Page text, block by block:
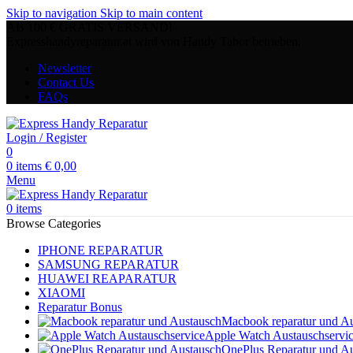
Skip to navigation Skip to main content
Newsletter
Contact Us
FAQs
Login / Register
0
0 items € 0,00
Menu
0 items
Browse Categories
IPHONE REPARATUR
SAMSUNG REPARATUR
HUAWEI REAPARATUR
XIAOMI
Reparatur Bonus
Macbook reparatur und
Apple Watch
OnePlus Reparatur und